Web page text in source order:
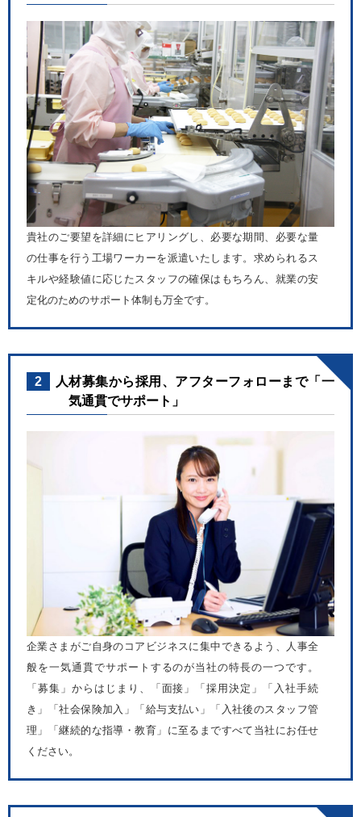
貴社のご要望を詳細にヒアリングし、必要な期間、必要な量
の仕事を行う工場ワーカーを派遣いたします。求められるス
キルや経験値に応じたスタッフの確保はもちろん、就業の安
定化のためのサポート体制も万全です。
2
人材募集から採用、アフターフォローまで「一
気通貫でサポート」
企業さまがご自身のコアビジネスに集中できるよう、人事全
般を一気通貫でサポートするのが当社の特長の一つです。
「募集」からはじまり、「面接」「採用決定」「入社手続
き」「社会保険加入」「給与支払い」「入社後のスタッフ管
理」「継続的な指導・教育」に至るまですべて当社にお任せ
ください。